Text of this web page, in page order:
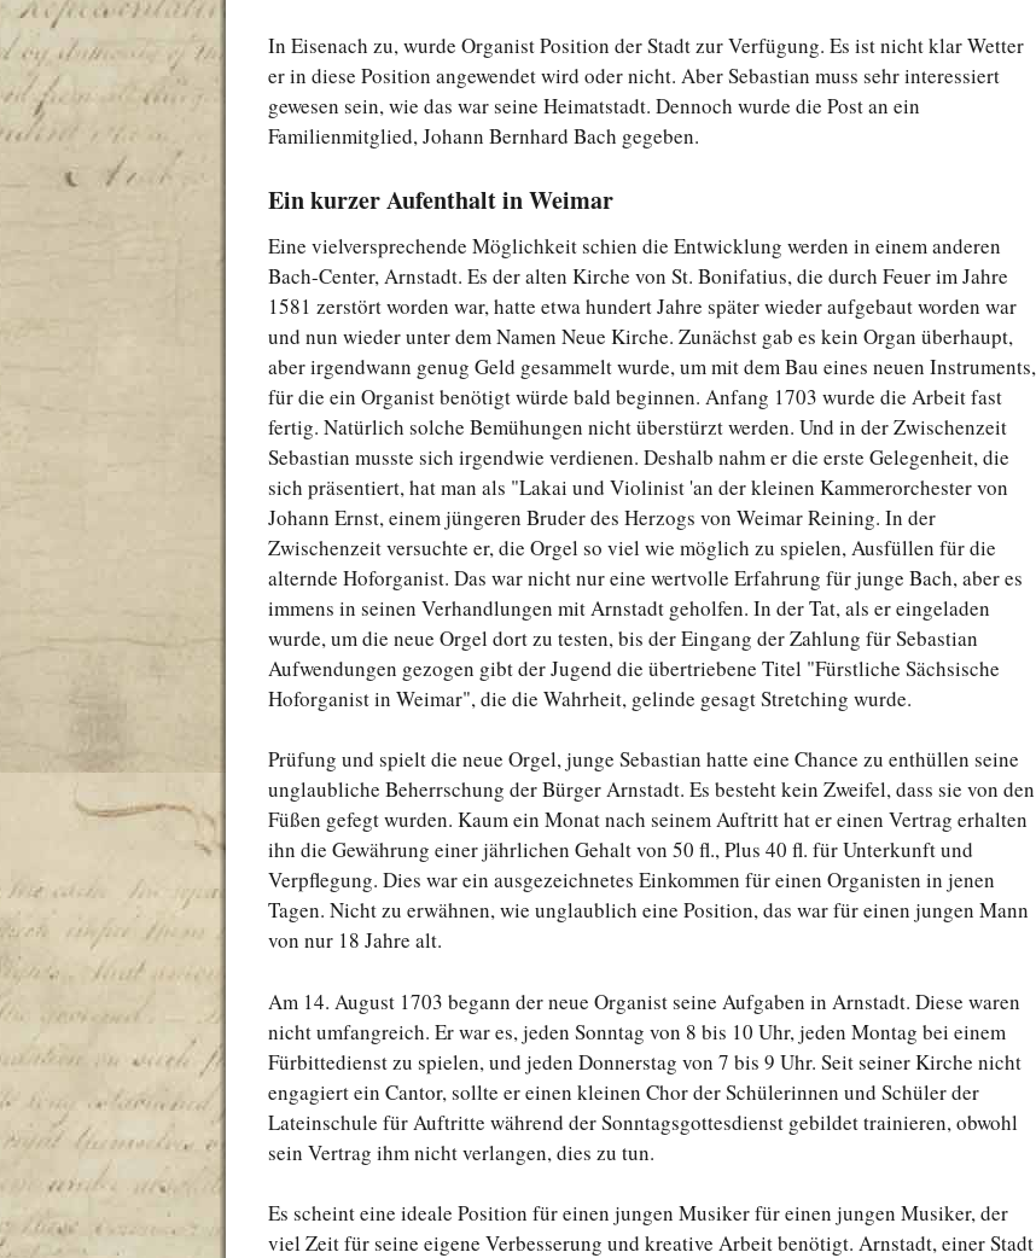
In Eisenach zu, wurde Organist Position der Stadt zur Verfügung. Es ist nicht klar Wetter
er in diese Position angewendet wird oder nicht. Aber Sebastian muss sehr interessiert
gewesen sein, wie das war seine Heimatstadt. Dennoch wurde die Post an ein
Familienmitglied, Johann Bernhard Bach gegeben.
Ein kurzer Aufenthalt in Weimar
Eine vielversprechende Möglichkeit schien die Entwicklung werden in einem anderen
Bach-Center, Arnstadt. Es der alten Kirche von St. Bonifatius, die durch Feuer im Jahre
1581 zerstört worden war, hatte etwa hundert Jahre später wieder aufgebaut worden war
und nun wieder unter dem Namen Neue Kirche. Zunächst gab es kein Organ überhaupt,
aber irgendwann genug Geld gesammelt wurde, um mit dem Bau eines neuen Instruments,
für die ein Organist benötigt würde bald beginnen. Anfang 1703 wurde die Arbeit fast
fertig. Natürlich solche Bemühungen nicht überstürzt werden. Und in der Zwischenzeit
Sebastian musste sich irgendwie verdienen. Deshalb nahm er die erste Gelegenheit, die
sich präsentiert, hat man als "Lakai und Violinist 'an der kleinen Kammerorchester von
Johann Ernst, einem jüngeren Bruder des Herzogs von Weimar Reining. In der
Zwischenzeit versuchte er, die Orgel so viel wie möglich zu spielen, Ausfüllen für die
alternde Hoforganist. Das war nicht nur eine wertvolle Erfahrung für junge Bach, aber es
immens in seinen Verhandlungen mit Arnstadt geholfen. In der Tat, als er eingeladen
wurde, um die neue Orgel dort zu testen, bis der Eingang der Zahlung für Sebastian
Aufwendungen gezogen gibt der Jugend die übertriebene Titel "Fürstliche Sächsische
Hoforganist in Weimar", die die Wahrheit, gelinde gesagt Stretching wurde.
Prüfung und spielt die neue Orgel, junge Sebastian hatte eine Chance zu enthüllen seine
unglaubliche Beherrschung der Bürger Arnstadt. Es besteht kein Zweifel, dass sie von den
Füßen gefegt wurden. Kaum ein Monat nach seinem Auftritt hat er einen Vertrag erhalten
ihn die Gewährung einer jährlichen Gehalt von 50 fl., Plus 40 fl. für Unterkunft und
Verpflegung. Dies war ein ausgezeichnetes Einkommen für einen Organisten in jenen
Tagen. Nicht zu erwähnen, wie unglaublich eine Position, das war für einen jungen Mann
von nur 18 Jahre alt.
Am 14. August 1703 begann der neue Organist seine Aufgaben in Arnstadt. Diese waren
nicht umfangreich. Er war es, jeden Sonntag von 8 bis 10 Uhr, jeden Montag bei einem
Fürbittedienst zu spielen, und jeden Donnerstag von 7 bis 9 Uhr. Seit seiner Kirche nicht
engagiert ein Cantor, sollte er einen kleinen Chor der Schülerinnen und Schüler der
Lateinschule für Auftritte während der Sonntagsgottesdienst gebildet trainieren, obwohl
sein Vertrag ihm nicht verlangen, dies zu tun.
Es scheint eine ideale Position für einen jungen Musiker für einen jungen Musiker, der
viel Zeit für seine eigene Verbesserung und kreative Arbeit benötigt. Arnstadt, einer Stadt